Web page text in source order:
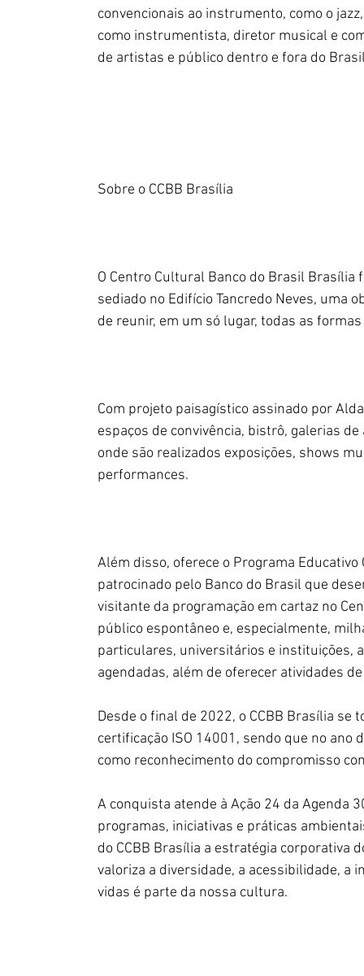
convencionais ao instrumento, como o
como instrumentista, diretor musical e
de artistas e público dentro e fora do
Sobre o CCBB Brasília
O Centro Cultural Banco do Brasil
sediado no Edifício Tancredo Neves, uma
de reunir, em um só lugar, todas as
Com projeto paisagístico assinado por
espaços de convivência, bistrô, galerias
onde são realizados exposições, shows
performances.
Além disso, oferece o Programa
patrocinado pelo Banco do Brasil que
visitante da programação em cartaz no
público espontâneo e, especialmente,
particulares, universitários e instituições,
agendadas, além de oferecer atividades
Desde o final de 2022, o CCBB Brasília
certificação ISO 14001, sendo que no
como reconhecimento do compromisso
A conquista atende à Ação 24 da Agenda
programas, iniciativas e práticas
do CCBB Brasília a estratégia corporativa
valoriza a diversidade, a acessibilidade,
vidas é parte da nossa cultura.